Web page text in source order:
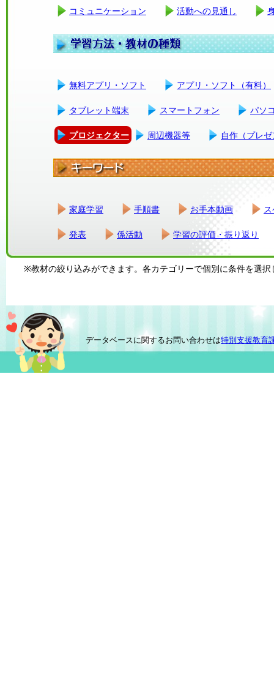
コミュニケーション 活動への見通し
無料アプリ・ソフト アプリ・ソフト（有料）
タブレット端末 スマートフォン パソ
プロジェクター 周辺機器等 自作（プレ
家庭学習 手順書 お手本動画
発表 係活動 学習の評価・振り返り
※教材の絞り込みができます。各カテゴリーで個別に条件を選択
データベースに関するお問い合わせは特別支援教育